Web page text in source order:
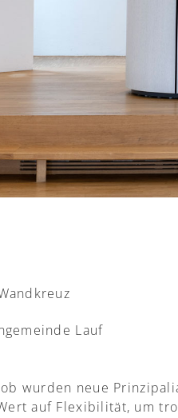
Lauf
wurden neue
auf Flexibilität, um